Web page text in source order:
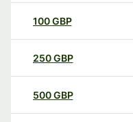
100GBP
250GBP
500GBP